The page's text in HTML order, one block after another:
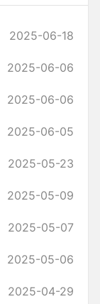
2025-06-18
2025-06-06
2025-06-06
2025-06-05
2025-05-23
2025-05-09
2025-05-07
2025-05-06
2025-04-29